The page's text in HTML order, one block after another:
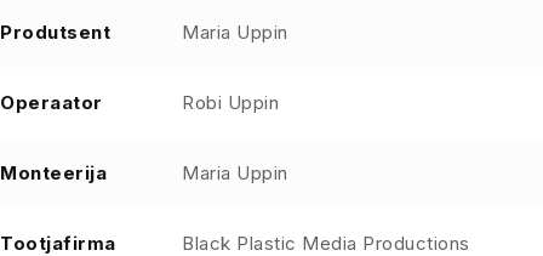
Produtsent Maria Uppin
Operaator Robi Uppin
Monteerija Maria Uppin
Tootjafirma Black Plastic Media Productions